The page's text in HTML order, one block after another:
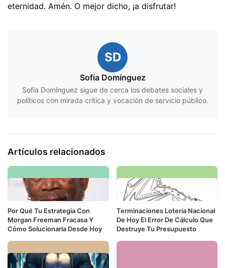
eternidad. Amén. O mejor dicho, ¡a disfrutar!
SD
Sofía Domínguez
Sofía Domínguez sigue de cerca los debates sociales y
políticos con mirada crítica y vocación de servicio público.
Artículos relacionados
Por Qué Tu Estrategia Con
Morgan Freeman Fracasa Y
Cómo Solucionarla Desde Hoy
Terminaciones Lotería Nacional
De Hoy El Error De Cálculo Que
Destruye Tu Presupuesto